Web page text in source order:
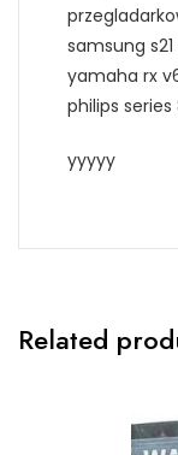
samsung
yamaha rx
philips
yyyyy
Related